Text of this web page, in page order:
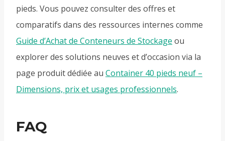
pieds. Vous pouvez consulter des offres et
comparatifs dans des ressources internes comme
Guide d’Achat de Conteneurs de Stockage ou
explorer des solutions neuves et d’occasion via la
page produit dédiée au Container 40 pieds neuf –
Dimensions, prix et usages professionnels.
FAQ